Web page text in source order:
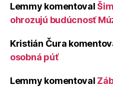
Lemmy komentoval
ohrozujú budúcnosť
Kristián Čura
osobná púť
Lemmy komentoval